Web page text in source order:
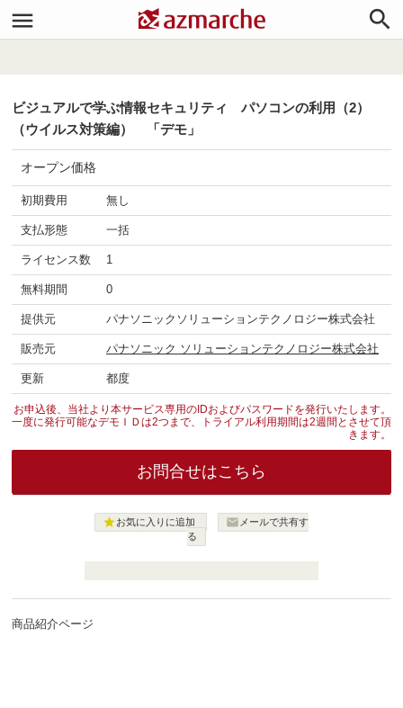


ビジュアルで学ぶ情報セキュリティ パソコンの利用（2）
（ウイルス対策編） 「デモ」
オープン価格
初期費用 無し
支払形態 一括
ライセンス数 1
無料期間 0
提供元 パナソニックソリューションテクノロジー株式会社
販売元 パナソニック ソリューションテクノロジー株式会社
更新 都度
お申込後、当社より本サービス専用のIDおよびパスワードを発行いたします。
一度に発行可能なデモＩＤは2つまで、トライアル利用期間は2週間とさせて頂
きます。
お問合せはこちら
お気に入りに追加  メールで共有す
る
商品紹介ページ